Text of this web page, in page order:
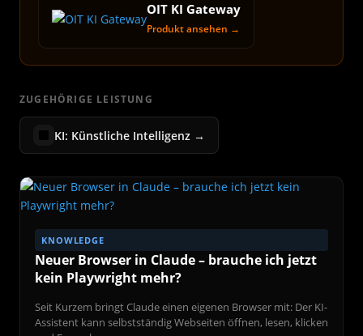
OIT KI Gateway
Produkt ansehen →
ZUGEHÖRIGE LEISTUNG
KI: Künstliche Intelligenz →
KNOWLEDGE
Neuer Browser in Claude – brauche ich jetzt
kein Playwright mehr?
Seit Kurzem bringt Claude einen eigenen Browser mit: Der KI-
Assistent kann selbstständig Webseiten öffnen, lesen, klicken